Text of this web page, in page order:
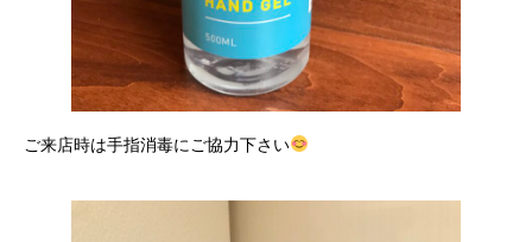
ご来店時は手指消毒にご協力下さい